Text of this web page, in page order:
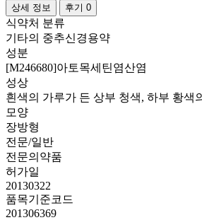
상세 정보 후기 0
식약처 분류
기타의 중추신경용약
성분
[M246680]아토목세틴염산염
성상
흰색의 가루가 든 상부 청색, 하부 황색
모양
장방형
전문/일반
전문의약품
허가일
20130322
품목기준코드
201306369